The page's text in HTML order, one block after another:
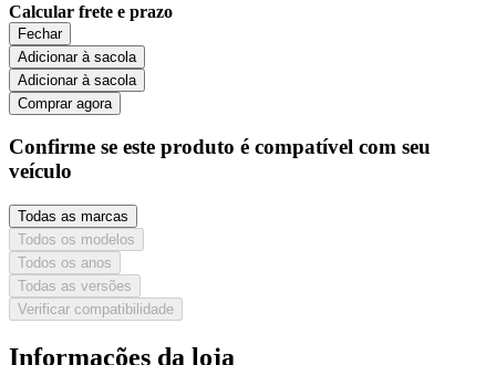
Calcular frete e prazo
Fechar
Adicionar à sacola
Adicionar à sacola
Comprar agora
Confirme se este produto é compatível com seu
veículo
Todas as marcas
Todos os modelos
Todos os anos
Todas as versões
Verificar compatibilidade
Informações da loja